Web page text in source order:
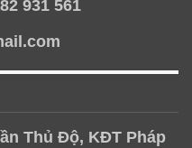
931 561
Thủ Độ, KĐT Pháp